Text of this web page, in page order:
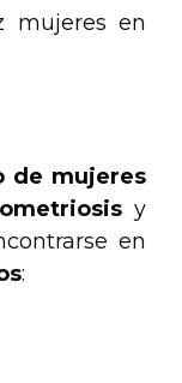
mujeres en
de mujeres
y
en
: